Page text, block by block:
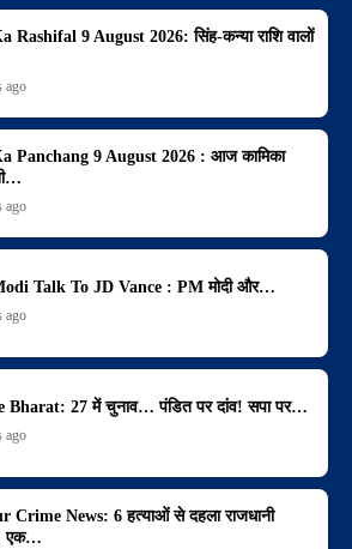
Rashifal 9 August 2026: सिंह-कन्या राशि वालों
ago
Panchang 9 August 2026 : आज कामिका
ago
Talk To JD Vance : PM मोदी और…
ago
Bharat: 27 में चुनाव… पंडित पर दांव! सपा पर…
ago
Crime News: 6 हत्याओं से दहला राजधानी
एक…